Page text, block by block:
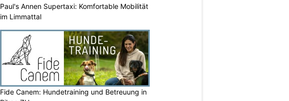
Paul's Annen Supertaxi: Komfortable Mobilität
im Limmattal
Fide Canem: Hundetraining und Betreuung in